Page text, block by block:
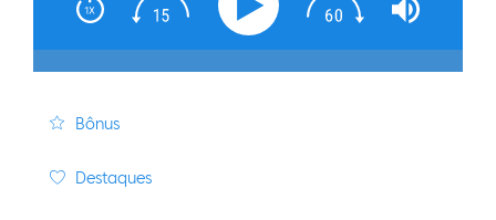
Bônus
Destaques